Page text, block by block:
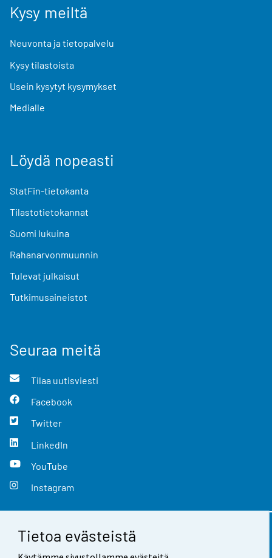
Tietoa evästeistä
Kysy meiltä
Neuvonta ja tietopalvelu
Kysy tilastoista
Usein kysytyt kysymykset
Medialle
Löydä nopeasti
StatFin-tietokanta
Tilastotietokannat
Suomi lukuina
Rahanarvonmuunnin
Tulevat julkaisut
Tutkimusaineistot
Seuraa meitä
Tilaa uutisviesti
Facebook
Twitter
LinkedIn
YouTube
Instagram
Yhteystiedot